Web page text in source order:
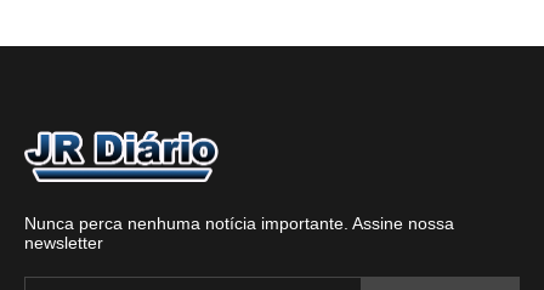
Nunca perca nenhuma notícia importante. Assine nossa
newsletter